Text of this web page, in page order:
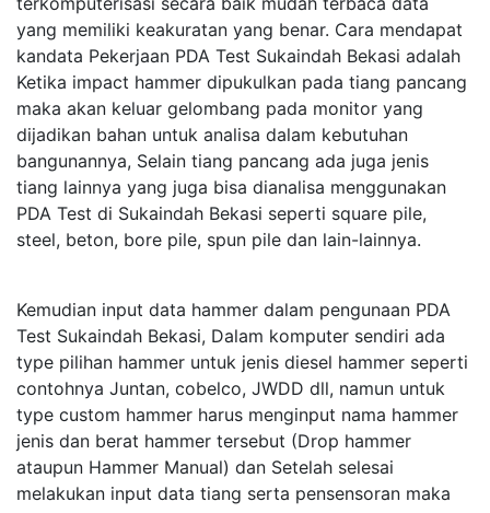
yang memiliki keakuratan yang benar. Cara mendapat
kandata Pekerjaan PDA Test Sukaindah Bekasi adalah
Ketika impact hammer dipukulkan pada tiang pancang
maka akan keluar gelombang pada monitor yang
dijadikan bahan untuk analisa dalam kebutuhan
bangunannya, Selain tiang pancang ada juga jenis
tiang lainnya yang juga bisa dianalisa menggunakan
PDA Test di Sukaindah Bekasi seperti square pile,
steel, beton, bore pile, spun pile dan lain-lainnya.
Kemudian input data hammer dalam pengunaan PDA
Test Sukaindah Bekasi, Dalam komputer sendiri ada
type pilihan hammer untuk jenis diesel hammer seperti
contohnya Juntan, cobelco, JWDD dll, namun untuk
type custom hammer harus menginput nama hammer
jenis dan berat hammer tersebut (Drop hammer
ataupun Hammer Manual) dan Setelah selesai
melakukan input data tiang serta pensensoran maka